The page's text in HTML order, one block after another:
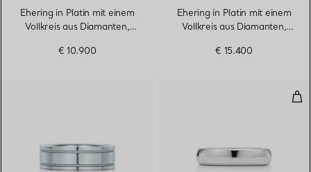
Ehering in Platin mit einem
Vollkreis aus Diamanten,
€ 10.900
Ehering in Platin mit einem
Vollkreis aus Diamanten,
€ 15.400